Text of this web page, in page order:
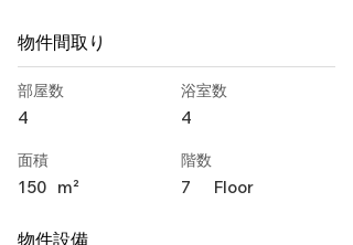
物件間取り
部屋数
4
面積
150 m²
浴室数
4
階数
7 Floor
物件設備